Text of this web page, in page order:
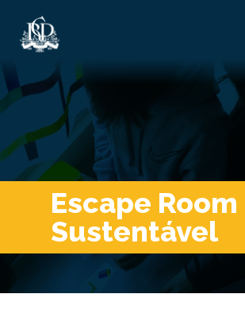
Escape Room
Sustentável